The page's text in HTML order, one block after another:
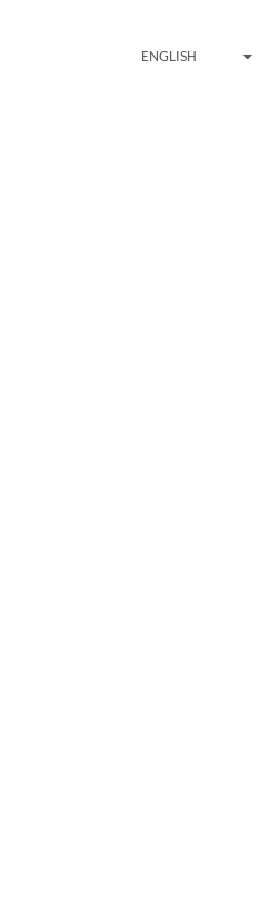
ENGLISH